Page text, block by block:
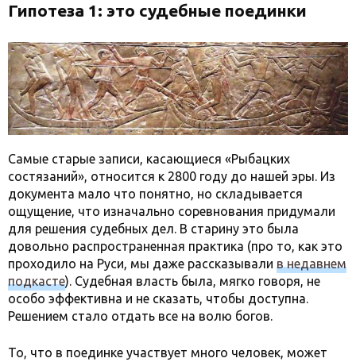
Гипотеза 1: это судебные поединки
Самые старые записи, касающиеся «Рыбацких
состязаний», относится к 2800 году до нашей эры. Из
документа мало что понятно, но складывается
ощущение, что изначально соревнования придумали
для решения судебных дел. В старину это была
довольно распространенная практика (про то, как это
проходило на Руси, мы даже рассказывали в недавнем
подкасте). Судебная власть была, мягко говоря, не
особо эффективна и не сказать, чтобы доступна.
Решением стало отдать все на волю богов.
То, что в поединке участвует много человек, может